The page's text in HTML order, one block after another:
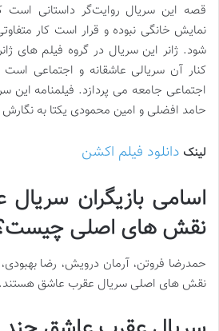
قصه این سریال روایت‌گر داستانی
نمایش خانگی نبوده و قرار است کار
شود. ژانر این سریال در گروه فیلم‌ های
کنار آن سریالی عاشقانه و اجتماعی
اجتماعی جامعه می‌ پردازد. فیلمنامه این
حامد افضلی و امین محمودی یکتا به
لینک دانلود فیلم اکشن
اسامی بازیگران
نقش های اصلی
حمدرضا فروتن، آرمان درویش، رضا
نقش های اصلی سریال عقرب عاشق هستند.